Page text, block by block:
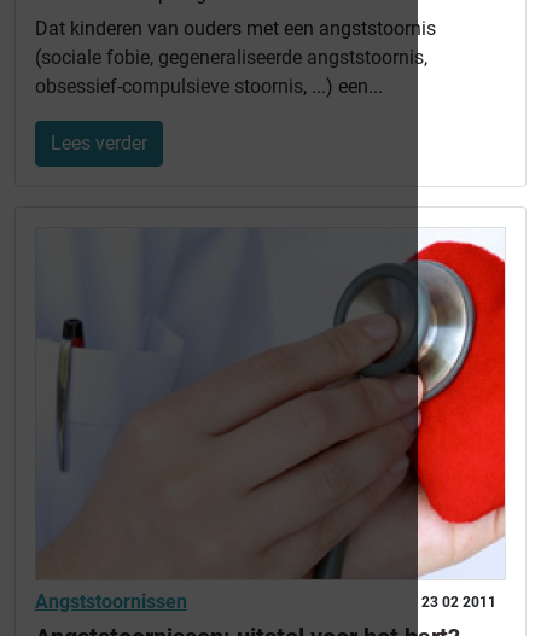
Dat kinderen van ouders met een angststoornis
(sociale fobie, gegeneraliseerde angststoornis,
obsessief-compulsieve stoornis, ...) een...
Lees verder
23 02 2011
Angststoornissen